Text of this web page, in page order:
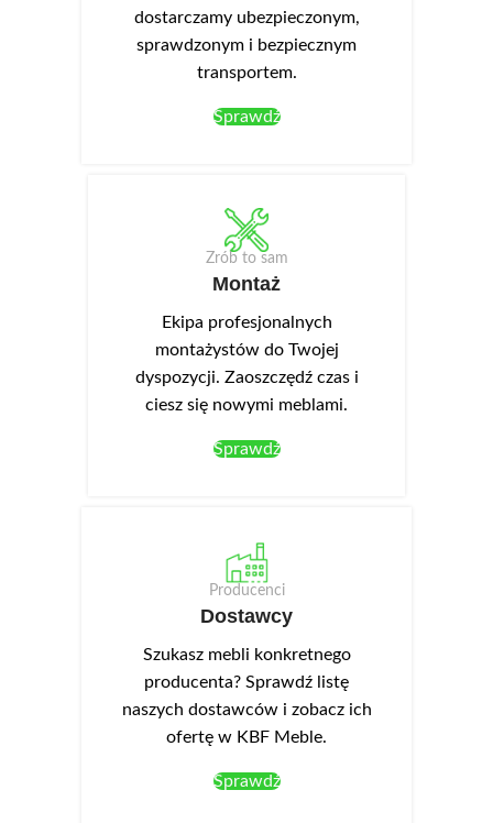
dostarczamy ubezpieczonym,
sprawdzonym i bezpiecznym
transportem.
Sprawdź
Zrób to sam
Montaż
Ekipa profesjonalnych
montażystów do Twojej
dyspozycji. Zaoszczędź czas i
ciesz się nowymi meblami.
Sprawdź
Producenci
Dostawcy
Szukasz mebli konkretnego
producenta? Sprawdź listę
naszych dostawców i zobacz ich
ofertę w KBF Meble.
Sprawdź